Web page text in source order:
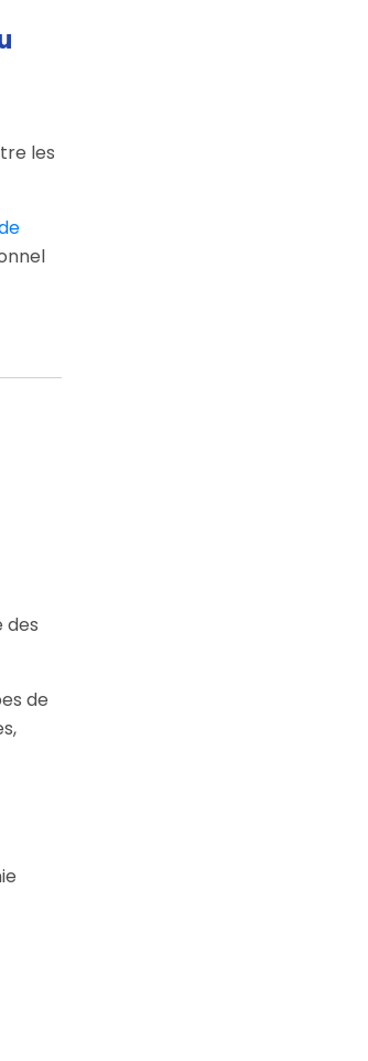
les
des
de